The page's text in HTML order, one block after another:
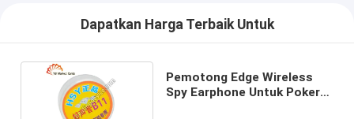
Dapatkan Harga Terbaik Untuk
Pemotong Edge Wireless
Spy Earphone Untuk Poker